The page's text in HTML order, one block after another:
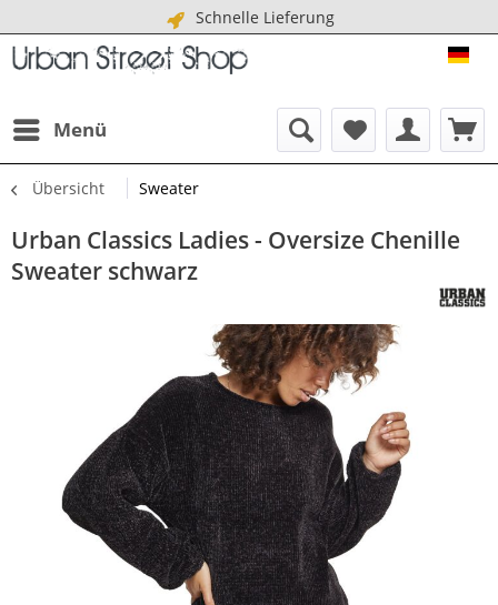
Schnelle Lieferung
Menü
Übersicht Sweater
Urban Classics Ladies - Oversize Chenille
Sweater schwarz